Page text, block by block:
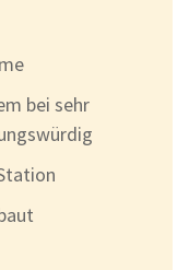
bei sehr